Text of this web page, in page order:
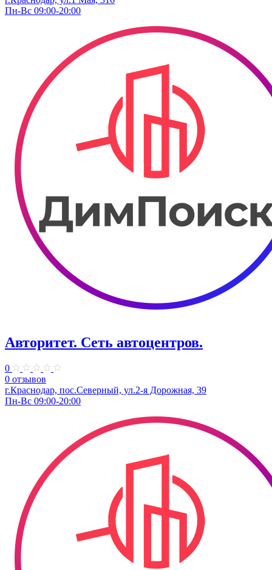
Пн-Вс 09:00-20:00
Авторитет. ​Сеть автоцентров.
0
0 отзывов
г.Краснодар, пос.Северный, ул.2-я ​Дорожная, 39​
Пн-Вс 09:00-20:00